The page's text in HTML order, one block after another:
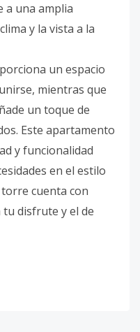
a una amplia
y la vista a la
un espacio
mientras que
un toque de
Este apartamento
y funcionalidad
en el estilo
cuenta con
tu disfrute y el de